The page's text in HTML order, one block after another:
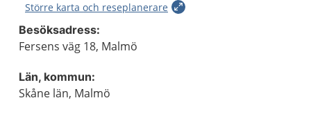
Större karta och reseplanerare
Besöksadress:
Fersens väg 18, Malmö
Län, kommun:
Skåne län, Malmö